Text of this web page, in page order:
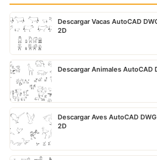
Descargar Vacas AutoCAD
2D
Descargar Animales AutoCAD
Descargar Aves AutoCAD
2D